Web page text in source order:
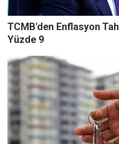
TCMB'den Enflasyon
Yüzde 9